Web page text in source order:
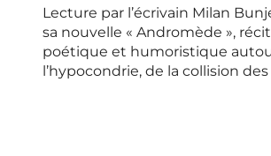
Lecture par l’écrivain Milan
sa nouvelle « Andromède », récit
poétique et humoristique
l’hypocondrie, de la collision des